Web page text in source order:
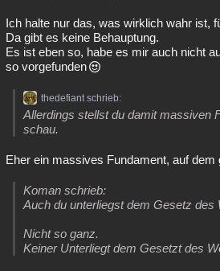
Ich halte nur das, was wirklich wahr ist,
Da gibt es keine Behauptung.
Es ist eben so, habe es mir auch nicht
so vorgefunden
thedefiant schrieb:
Allerdings stellst du damit massiven
schau.
Eher ein massives Fundament, auf dem
Koman schrieb:
Auch du unterliegst dem Gesetz des
Nicht so ganz.
Keiner Unterliegt dem Gesetzt des